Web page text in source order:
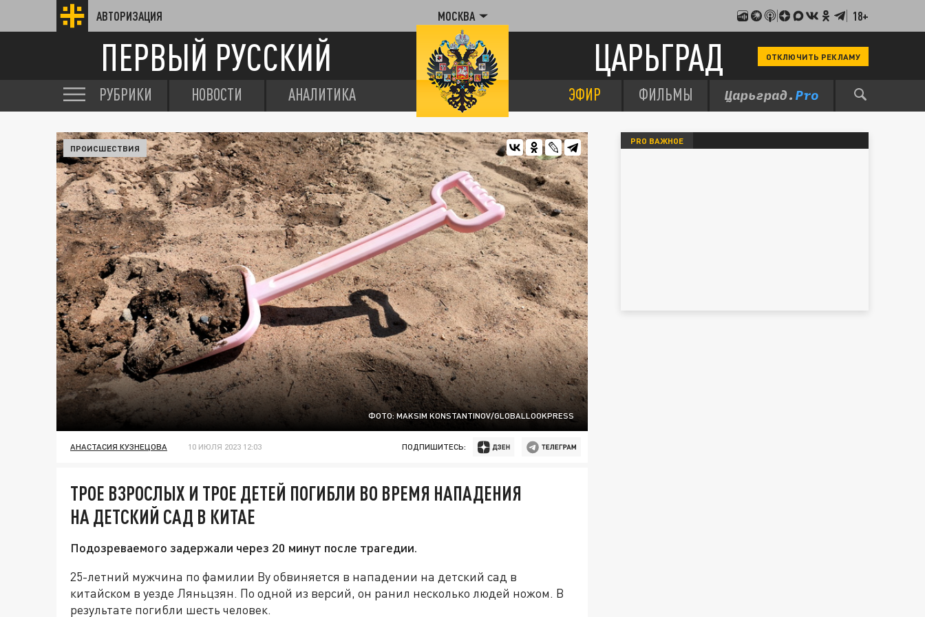
АВТОРИЗАЦИЯ МОСКВА 18+
ПЕРВЫЙ РУССКИЙ ЦАРЬГРАД ОТКЛЮЧИТЬ РЕКЛАМУ
РУБРИКИ НОВОСТИ АНАЛИТИКА ЭФИР ФИЛЬМЫ
ФОТО: MAKSIM KONSTANTINOV/GLOBALLOOKPRESS
ПРОИСШЕСТВИЯ
АНАСТАСИЯ КУЗНЕЦОВА 10 ИЮЛЯ 2023 12:03 ПОДПИШИТЕСЬ:
ТРОЕ ВЗРОСЛЫХ И ТРОЕ ДЕТЕЙ ПОГИБЛИ ВО ВРЕМЯ НАПАДЕНИЯ
НА ДЕТСКИЙ САД В КИТАЕ
Подозреваемого задержали через 20 минут после трагедии.
25-летний мужчина по фамилии Ву обвиняется в нападении на детский сад в
китайском в уезде Ляньцзян. По одной из версий, он ранил несколько людей ножом. В
результате погибли шесть человек.
PRO ВАЖНОЕ